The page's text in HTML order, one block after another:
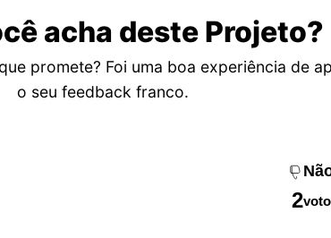
acha deste Projeto?
promete? Foi uma boa experiência de
o seu feedback franco.
2